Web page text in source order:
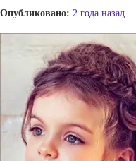
Опубликовано: 2 года назад